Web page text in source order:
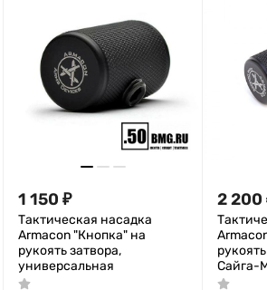
1 150 ₽
Тактическая насадка
Armacon "Кнопка" на
рукоять затвора,
универсальная
2 200
Сайга-